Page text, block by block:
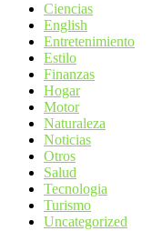
Ciencias
English
Entretenimiento
Estilo
Finanzas
Hogar
Motor
Naturaleza
Noticias
Otros
Salud
Tecnologia
Turismo
Uncategorized